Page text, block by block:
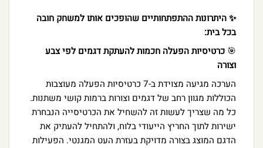
✨ היתרונות ההתפתחותיים שהופכים אותו למשחק חובה
בכל בית:
🎯 כרטיסיות הפעלה חכמות להעתקת דגמים לפי צבע
וצורה
הערכה מגיעה מצוידת ב-7 כרטיסיות הפעלה מעוצבות
הכוללות מגוון רחב של דגמים וצורות ברמות קושי משתנות.
כל מה שצריך לעשות זה להשחיל את הכרטיסייה הנבחרת
ישירות לתוך החריץ הייעודי בלוח, ולהתחיל להעתיק את
הדגם המוצג בצורה מדויקת בעזרת העט המגנטי. הפעילות